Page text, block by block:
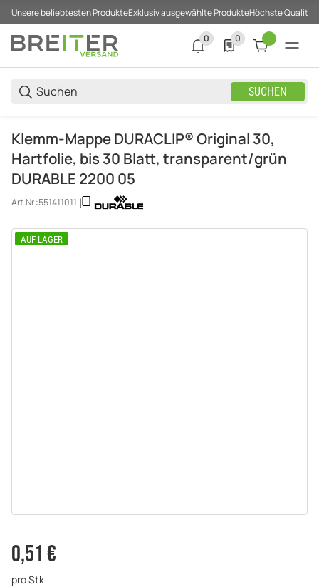
Unsere beliebtesten ProdukteExklusiv ausgewählte ProdukteHöchste Qualität
SUCHEN
0
0 neue Notifizierungen
0
0 Produkte in der
Klemm-Mappe DURACLIP® Original 30,
Hartfolie, bis 30 Blatt, transparent/grün
DURABLE 2200 05
Art.Nr.:551411011
AUF LAGER
0,51 €
pro Stk